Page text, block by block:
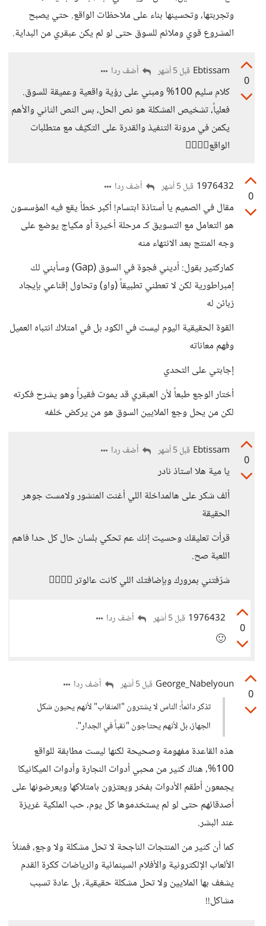
وتجربتها، وتحسينها بناء على ملاحظات الواقع. حتي يصبح
المشروع قوي وملائم للسوق حتى لو لم يكن عبقري من البداية.
0
Ebtissam قبل 5 أشهر أضف ردا
كلام سليم 100% ومبني على رؤية واقعية وعميقة للسوق.
فعلياً، تشخيص المشكلة هو نص الحل، بس النص الثاني والأهم
يكمن في مرونة التنفيذ والقدرة على التكيّف مع متطلبات
الواقع👍🏻👍🏻
0
1976432 قبل 5 أشهر أضف ردا
مقال في الصميم يا أستاذة ابتسام! أكبر خطأ يقع فيه المؤسسون
هو التعامل مع التسويق كـ مرحلة أخيرة أو مكياج يوضع على
وجه المنتج بعد الانتهاء منه
كماركتير بقول: أديني فجوة في السوق (Gap) وسأبني لك
إمبراطورية لكن لا تعطني تطبيقاً (واو) وتحاول إقناعي بإيجاد
زبائن له
القوة الحقيقية اليوم ليست في الكود بل في امتلاك انتباه العميل
وفهم معاناته
إجابتي على التحدي
أختار الوجع طبعاً لأن العبقري قد يموت فقيراً وهو يشرح فكرته
لكن من يحل وجع الملايين السوق هو من يركض خلفه
0
Ebtissam قبل 5 أشهر أضف ردا
يا مية هلا استاذ نادر
ألف شكر على هالمداخلة اللي أغنت المنشور ولامست جوهر
الحقيقة
قرأت تعليقك وحسيت إنك عم تحكي بلسان حال كل حدا فاهم
اللعبة صح.
شرّفتني بمرورك وبإضافتك اللي كانت عالوتر 👍🏻👍🏻
0
1976432 قبل 5 أشهر أضف ردا
🙂
0
George_Nabelyoun قبل 5 أشهر
أضف ردا
​تذكر دائماً: الناس لا يشترون "المثقاب" لأنهم يحبون شكل
الجهاز، بل لأنهم يحتاجون "ثقباً في الجدار".
هذه القاعدة مفهومة وصحيحة لكنها ليست مطابقة للواقع
100%، هناك كثير من محبي أدوات النجارة وأدوات الميكانيكا
يجمعون أطقم الأدوات بفخر ويعتزون بامتلاكها ويعرضونها على
أصدقائهم حتى لو لم يستخدموها كل يوم، حب الملكية غريزة
عند البشر.
كما أن كثير من المنتجات الناجحة لا تحل مشكلة ولا وجع، فمثلاً
الألعاب الإلكترونية والأفلام السينمائية والرياضات ككرة القدم
يشغف بها الملايين ولا تحل مشكلة حقيقية، بل عادة تسبب
مشاكل!!